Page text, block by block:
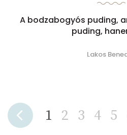
A bodzabogyós puding,
puding,
Lakos
1 2 3 4 5